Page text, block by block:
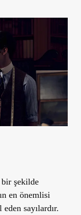
şekilde
en önemlisi
sayılardır.